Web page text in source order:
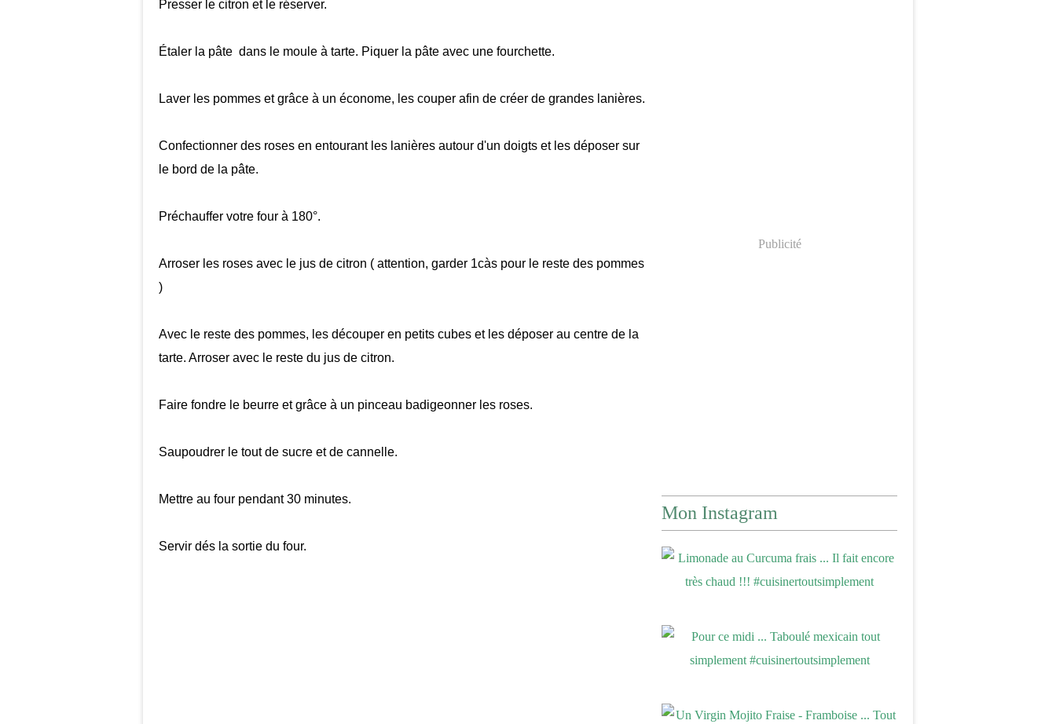
Presser le citron et le réserver.
Étaler la pâte dans le moule à tarte. Piquer la pâte avec une fourchette.
Laver les pommes et grâce à un économe, les couper afin de créer de grandes lanières.
Confectionner des roses en entourant les lanières autour d'un doigts et les déposer sur
le bord de la pâte.
Préchauffer votre four à 180°.
Arroser les roses avec le jus de citron ( attention, garder 1càs pour le reste des pommes
)
Avec le reste des pommes, les découper en petits cubes et les déposer au centre de la
tarte. Arroser avec le reste du jus de citron.
Faire fondre le beurre et grâce à un pinceau badigeonner les roses.
Saupoudrer le tout de sucre et de cannelle.
Mettre au four pendant 30 minutes.
Servir dés la sortie du four.
Publicité
Mon Instagram